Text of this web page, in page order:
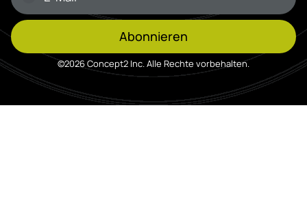
Abonnieren
©2026 Concept2 Inc. Alle Rechte vorbehalten.